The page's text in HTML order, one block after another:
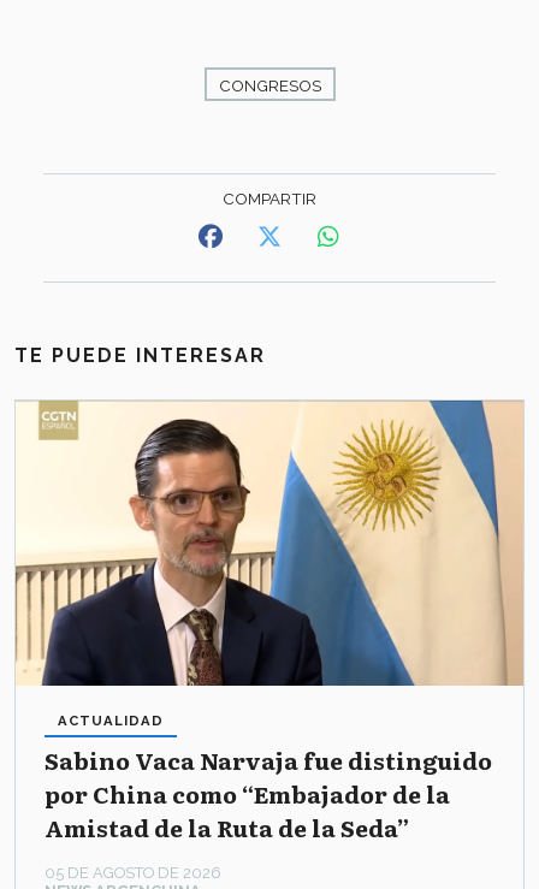
CONGRESOS
TE PUEDE INTERESAR
Sabino Vaca Narvaja fue distinguido
por China como “Embajador de la
Amistad de la Ruta de la Seda”
ACTUALIDAD
05 DE AGOSTO DE 2026